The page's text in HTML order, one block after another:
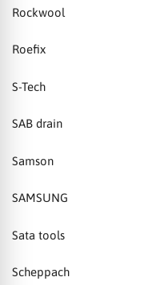
Rockwool
Roefix
S-Tech
SAB drain
Samson
SAMSUNG
Sata tools
Scheppach